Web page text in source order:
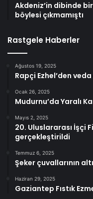
Akdeniz’in dibinde
böylesi çıkmamıştı
Rastgele Haberler
Ağustos 19, 2025
Rapçi Ezhel’den
Ocak 26, 2025
Mudurnu’da Yaralı
Mayıs 2, 2025
20. Uluslararası İşçi
gerçekleştirildi
Temmuz 6, 2025
Şeker çuvallarının
Haziran 29, 2025
Gaziantep Fıstık